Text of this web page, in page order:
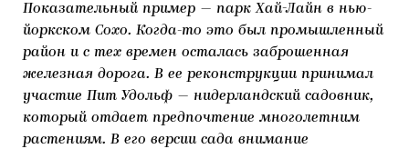
Показательный пример — парк Хай-Лайн в нью-
йоркском Сохо. Когда-то это был промышленный
район и с тех времен осталась заброшенная
железная дорога. В ее реконструкции принимал
участие Пит Удольф — нидерландский садовник,
который отдает предпочтение многолетним
растениям. В его версии сада внимание